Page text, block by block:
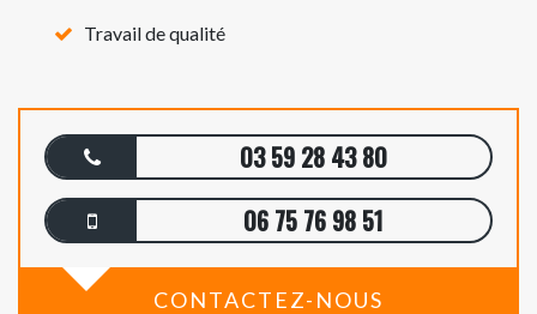
Travail de qualité
03 59 28 43 80
06 75 76 98 51
CONTACTEZ-NOUS